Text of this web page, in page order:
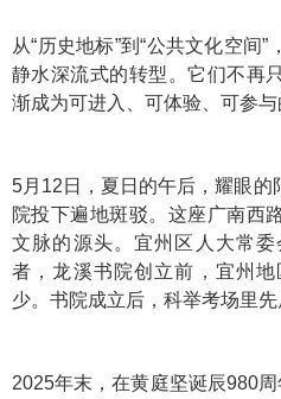
从“历史地标”到“公共文化空间
静水深流式的转型。它们不再
渐成为可进入、可体验、可参与
5月12日，夏日的午后，耀眼的
院投下遍地斑驳。这座广南西
文脉的源头。宜州区人大常
者，龙溪书院创立前，宜州
少。书院成立后，科举考场里先
2025年末，在黄庭坚诞辰980